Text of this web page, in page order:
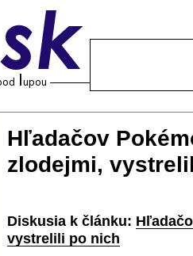
Hľadačov
zlodejmi,
Diskusia k článku:
vystrelili po nich